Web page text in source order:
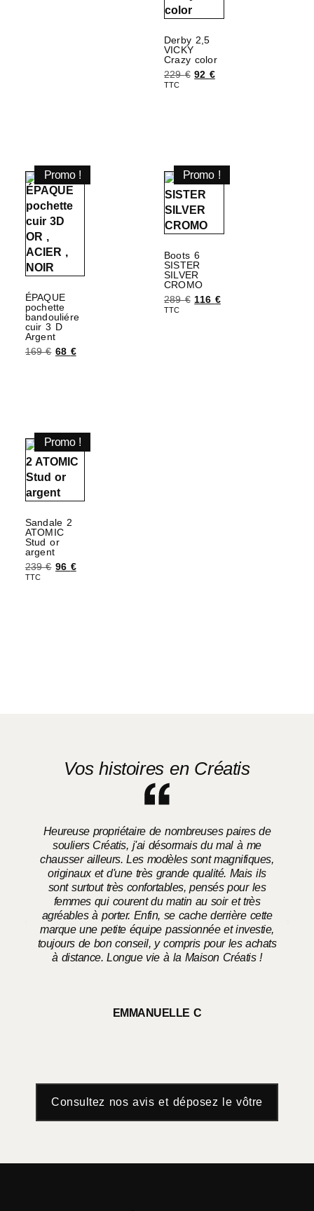
Derby 2,5
VICKY
Crazy color
229€ 92 €
TTC
Promo !
ÉPAQUE
pochette
bandouliére
cuir 3 D
Argent
169€ 68 €
Promo !
Boots 6
SISTER
SILVER
CROMO
289€ 116 €
TTC
Promo !
Sandale 2
ATOMIC
Stud or
argent
239€ 96 €
TTC
Vos histoires en Créatis
Heureuse propriétaire de nombreuses paires de
souliers Créatis, j'ai désormais du mal à me
chausser ailleurs. Les modèles sont magnifiques,
originaux et d'une très grande qualité. Mais ils
sont surtout très confortables, pensés pour les
femmes qui courent du matin au soir et très
agréables à porter. Enfin, se cache derrière cette
marque une petite équipe passionnée et investie,
toujours de bon conseil, y compris pour les achats
à distance. Longue vie à la Maison Créatis !
EMMANUELLE C
Consultez nos avis et déposez le vôtre